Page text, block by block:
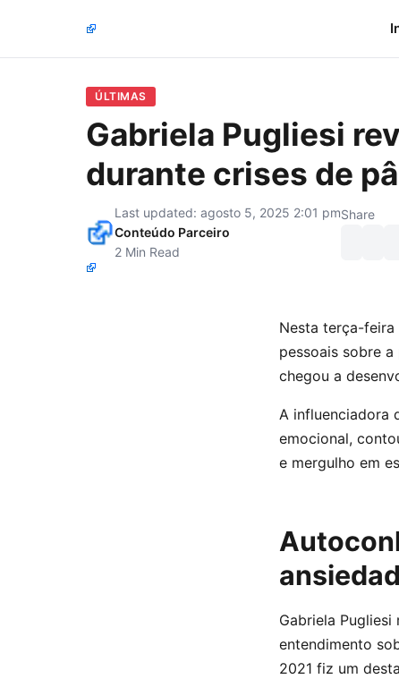
ÚLTIMAS
Gabriela Pugliesi
durante crises de
Last updated: agosto 5, 2025 2:01 pm
Conteúdo Parceiro
2 Min Read
Share
Nesta terça-feira
pessoais sobre
chegou a
A influenciadora
emocional,
e mergulho em
Gabriela
entendimento
2021 fiz um